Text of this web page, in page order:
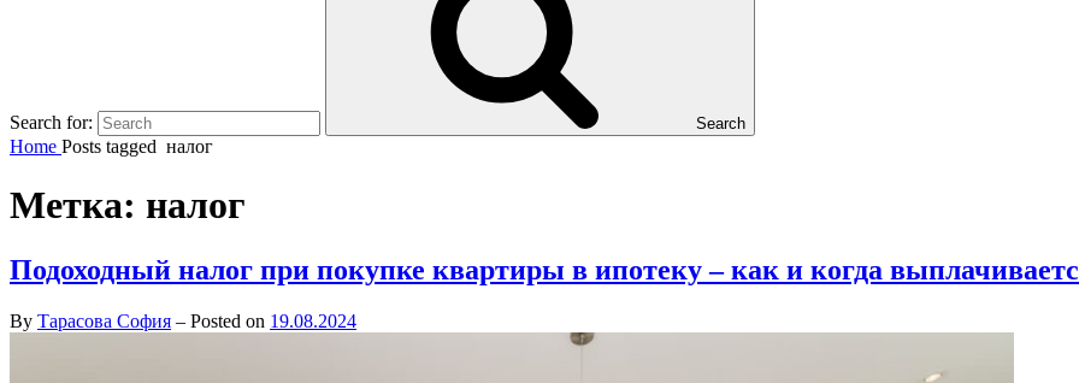
Search for: Search
Home Posts tagged налог
Метка: налог
Подоходный налог при покупке квартиры в ипотеку – как и когда
By Тарасова София – Posted on 19.08.2024